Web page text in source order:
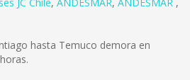
hasta Temuco demora en